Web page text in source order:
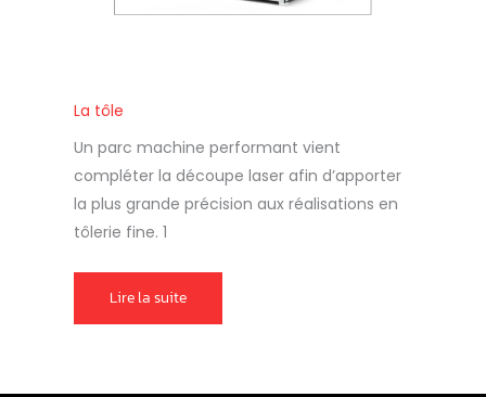
La tôle
Un parc machine performant vient
compléter la découpe laser afin d’apporter
la plus grande précision aux réalisations en
tôlerie fine. 1
Lire la suite